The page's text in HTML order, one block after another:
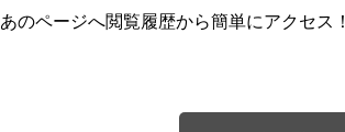
のページへ閲覧履歴から簡単にアクセス！